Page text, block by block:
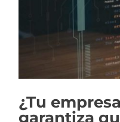
¿Tu
garantiza